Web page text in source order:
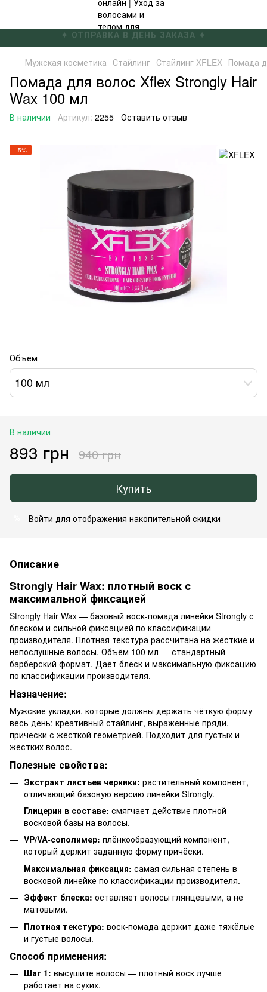
✦ БЕСПЛАТНАЯ ДОСТАВКА ОТ 4000 ГРН ✦
Мужская косметика Стайлинг Стайлинг XFLEX Помада
Помада для волос Xflex Strongly Hair
Wax 100 мл
В наличии Артикул: 2255 Оставить отзыв
−5%
Объем
100 мл
В наличии
893 грн 940 грн
Купить
Войти для отображения накопительной скидки
Описание
Strongly Hair Wax: плотный воск с
максимальной фиксацией
Strongly Hair Wax — базовый воск-помада линейки Strongly с
блеском и сильной фиксацией по классификации
производителя. Плотная текстура рассчитана на жёсткие и
непослушные волосы. Объём 100 мл — стандартный
барберский формат. Даёт блеск и максимальную фиксацию
по классификации производителя.
Назначение:
Мужские укладки, которые должны держать чёткую форму
весь день: креативный стайлинг, выраженные пряди,
причёски с жёсткой геометрией. Подходит для густых и
жёстких волос.
Полезные свойства:
Экстракт листьев черники: растительный компонент,
отличающий базовую версию линейки Strongly.
Глицерин в составе: смягчает действие плотной
восковой базы на волосы.
VP/VA-сополимер: плёнкообразующий компонент,
который держит заданную форму причёски.
Максимальная фиксация: самая сильная степень в
восковой линейке по классификации производителя.
Эффект блеска: оставляет волосы глянцевыми, а не
матовыми.
Плотная текстура: воск-помада держит даже тяжёлые
и густые волосы.
Способ применения:
Шаг 1: высушите волосы — плотный воск лучше
работает на сухих.